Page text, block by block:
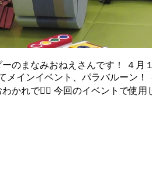
のまなみおねえさんです！ ４
メインイベント、パラバルーン
かれです🏻 今回のイベントで使